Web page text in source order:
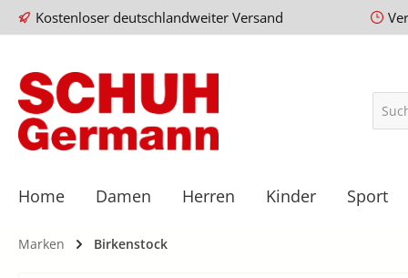
Kostenloser deutschlandweiter Versand
Home Damen Herren Kinder Sport
Marken Birkenstock